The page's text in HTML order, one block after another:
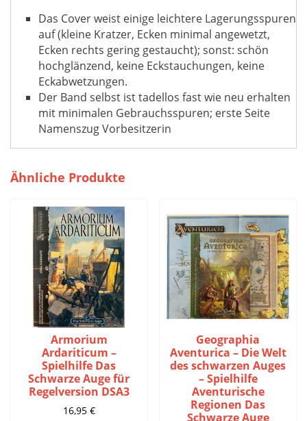
Das Cover weist einige leichtere Lagerungsspuren
auf (kleine Kratzer, Ecken minimal angewetzt,
Ecken rechts gering gestaucht); sonst: schön
hochglänzend, keine Eckstauchungen, keine
Eckabwetzungen.
Der Band selbst ist tadellos fast wie neu erhalten
mit minimalen Gebrauchsspuren; erste Seite
Namenszug Vorbesitzerin
Ähnliche Produkte
Armorium
Ardariticum –
Spielhilfe Das
Schwarze Auge für
Regelversion DSA3
16,95 €
Geographia
Aventurica – Die Welt
des schwarzen Auges
– Spielhilfe
Aventurische
Regionen Das
Schwarze Auge